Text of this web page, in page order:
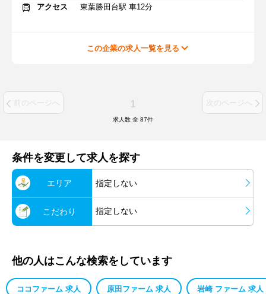
アクセス
東葉勝田台駅 車12分
この企業の求人一覧を見る
前のページへ 1 次のページへ
求人数 全 87件
条件を変更して求人を探す
エリア 指定しない
こだわり 指定しない
他の人はこんな検索をしています
ココファーム 求人 原田ファーム 求人 岩崎 ファーム 求人